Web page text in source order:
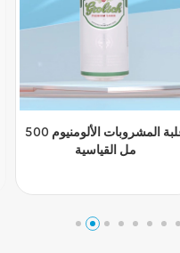
علبة مشروبات ألمنيوم سعة
+8617855139217